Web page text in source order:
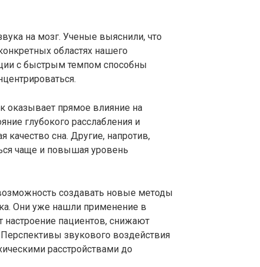
на мозг. Ученые выяснили, что
областях нашего
с быстрым темпом способны
оказывает прямое влияние на
глубокого расслабления и
качество сна. Другие, напротив,
чаще и повышая уровень
создавать новые методы
Они уже нашли применение в
пациентов, снижают
звукового воздействия
расстройствами до